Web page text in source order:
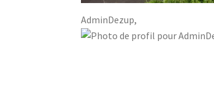
AdminDezup,